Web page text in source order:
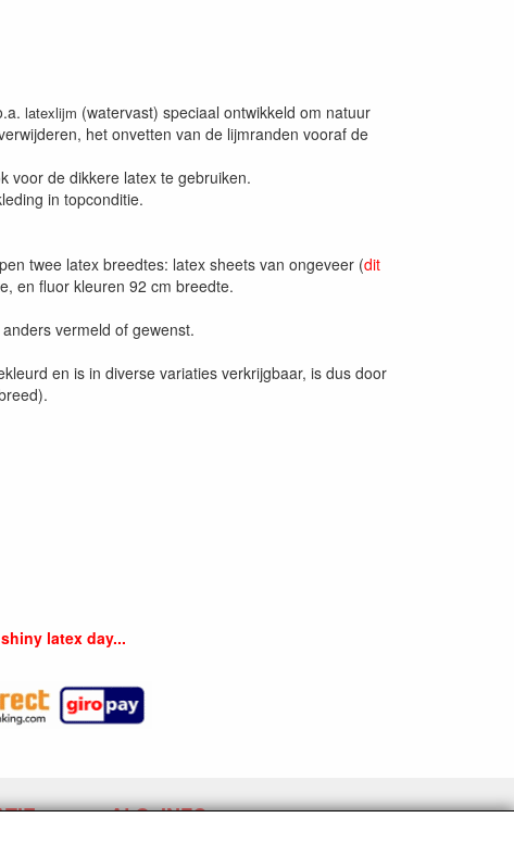
latexlijm (watervast) speciaal ontwikkeld om natuur
het onvetten van de lijmranden vooraf de
voor de dikkere latex te gebruiken.
in topconditie.
twee latex breedtes: latex sheets van ongeveer (dit
en fluor kleuren 92 cm breedte.
vermeld of gewenst.
en is in diverse variaties verkrijgbaar, is dus door
latex day...
ALG. INFO